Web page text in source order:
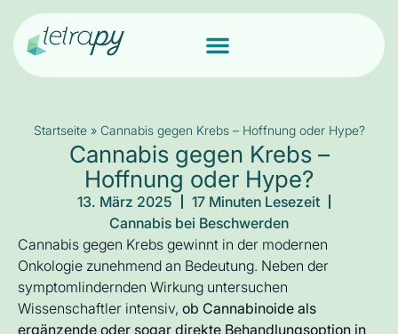
Startseite» Cannabis gegen Krebs – Hoffnung oder Hype?
Cannabis gegen Krebs –
Hoffnung oder Hype?
13. März 2025
17 Minuten Lesezeit
Cannabis bei Beschwerden
Cannabis gegen Krebs gewinnt in der modernen
Onkologie zunehmend an Bedeutung. Neben der
symptomlindernden Wirkung untersuchen
Wissenschaftler intensiv, ob Cannabinoide als
ergänzende oder sogar direkte Behandlungsoption in